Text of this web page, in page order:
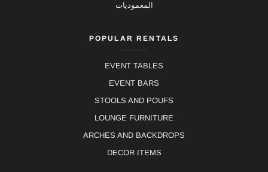
المعموديات
POPULAR RENTALS
EVENT TABLES
EVENT BARS
STOOLS AND POUFS
LOUNGE FURNITURE
ARCHES AND BACKDROPS
DECOR ITEMS